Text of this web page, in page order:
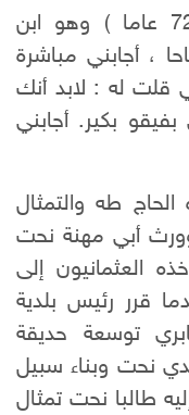
اتصلت بالحاج محمود شنن ( 72 عاما ) وهو ابن
، أجابني مباشرة
قلت له : لابد أنك
بكير. أجابني
طه والتمثال
أبي مهنة نحت
العثمانيون إلى
قرر رئيس بلدية
توسعة حديقة
والدي نحت وبناء سبيل
طالبا نحت تمثال